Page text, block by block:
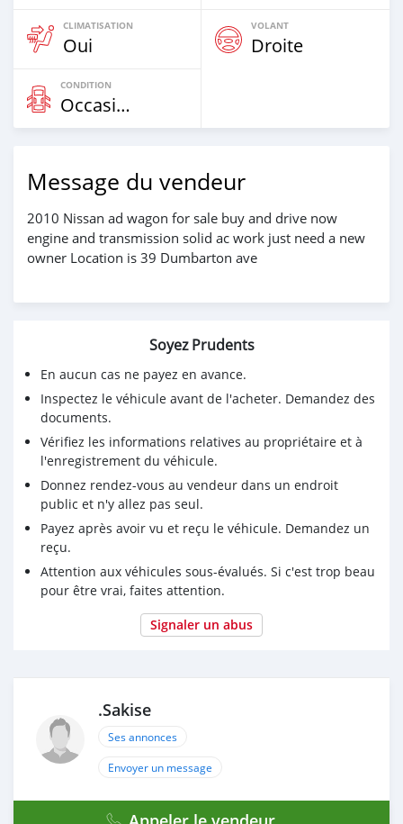
CLIMATISATION
Oui
VOLANT
Droite
CONDITION
Occasion
Message du vendeur
2010 Nissan ad wagon for sale buy and drive now
engine and transmission solid ac work just need a new
owner Location is 39 Dumbarton ave
Soyez Prudents
En aucun cas ne payez en avance.
Inspectez le véhicule avant de l'acheter. Demandez des
documents.
Vérifiez les informations relatives au propriétaire et à
l'enregistrement du véhicule.
Donnez rendez-vous au vendeur dans un endroit
public et n'y allez pas seul.
Payez après avoir vu et reçu le véhicule. Demandez un
reçu.
Attention aux véhicules sous-évalués. Si c'est trop beau
pour être vrai, faites attention.
Signaler un abus
.Sakise
Ses annonces
Envoyer un message